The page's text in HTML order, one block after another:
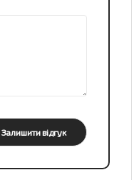
Залишити відгук